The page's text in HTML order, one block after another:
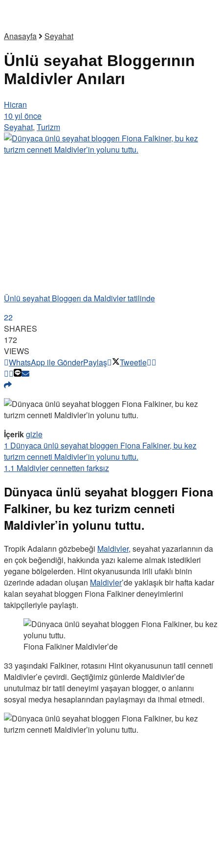
Anasayfa Seyahat
Ünlü seyahat Bloggerının
Maldivler Anıları
Hicran
10 yıl önce
Seyahat, Turizm
Ünlü seyahat Bloggerı da Maldivler tatilinde
22
SHARES
172
VIEWS
WhatsApp ile GönderPaylaş Tweetle
İçerikgizle
1 Dünyaca ünlü seyahat bloggerı Fiona Falkiner, bu kez
turizm cenneti Maldivler’in yolunu tuttu.
1.1 Maldivler cennetten farksız
Dünyaca ünlü seyahat bloggerı Fiona
Falkiner, bu kez turizm cenneti
Maldivler’in yolunu tuttu.
Tropik Adaların gözbebeği Maldivler, seyahat yazarlarının da
en çok beğendiği, hakkında yazı kaleme almak istedikleri
yegane bölgelerden. Hint okyanusunda irili ufaklı binin
üzerinde adadan oluşan Maldivler’de yaklaşık bir hafta kadar
kalan seyahat bloggerı Fiona Falkiner deneyimlerini
takipçileriyle paylaştı.
Fiona Falkiner Maldivler’de
33 yaşındaki Falkiner, rotasını Hint okyanusunun tatil cenneti
Maldivler’e çevirdi. Geçtiğimiz günlerde Maldivler’de
unutulmaz bir tatil deneyimi yaşayan blogger, o anlarını
sosyal medya hesaplarından paylaşmayı da ihmal etmedi.